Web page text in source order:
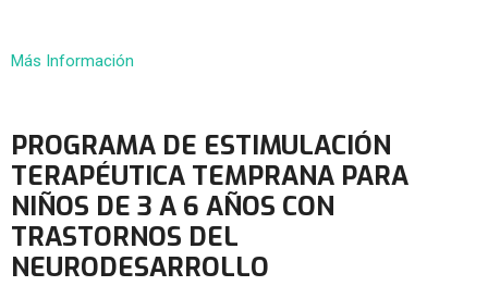
Más Información
PROGRAMA DE ESTIMULACIÓN
TERAPÉUTICA TEMPRANA PARA
NIÑOS DE 3 A 6 AÑOS CON
TRASTORNOS DEL
NEURODESARROLLO